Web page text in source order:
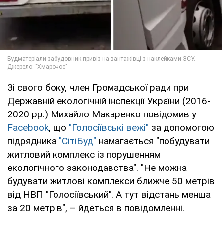
Зі свого боку, член Громадської ради при
Державній екологічній інспекції України (2016-
2020 рр.) Михайло Макаренко повідомив у
Facebook, що "Голосіївські вежі" за допомогою
підрядника "СітіБуд" намагається "побудувати
житловий комплекс із порушенням
екологічного законодавства". "Не можна
будувати житлові комплекси ближче 50 метрів
від НВП "Голосіївський". А тут відстань менша
за 20 метрів", – йдеться в повідомленні.